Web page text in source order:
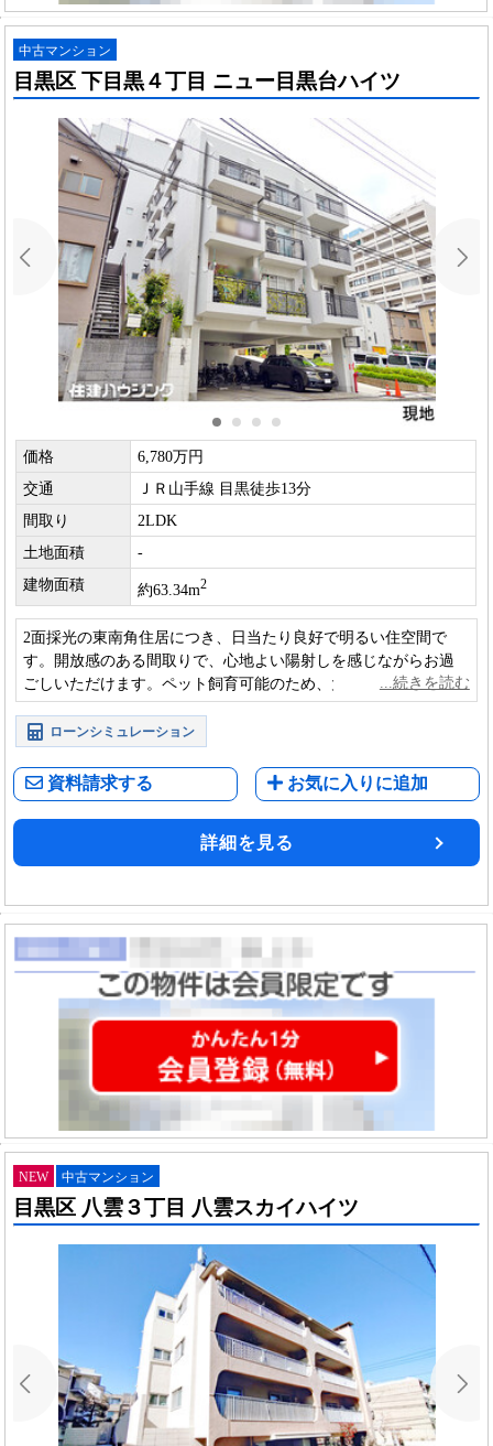
中古マンション
目黒区 下目黒４丁目 ニュー目黒台ハイツ
価格
6,780万円
交通
ＪＲ山手線 目黒徒歩13分
間取り
2LDK
土地面積
-
建物面積
約63.34m2
2面採光の東南角住居につき、日当たり良好で明るい住空間で
す。開放感のある間取りで、心地よい陽射しを感じながらお過
ごしいただけます。ペット飼育可能のため、大切な家族と一緒
に暮らせる住まいです。
ローンシミュレーション
資料請求する お気に入りに追加
詳細を見る
NEW 中古マンション
目黒区 八雲３丁目 八雲スカイハイツ